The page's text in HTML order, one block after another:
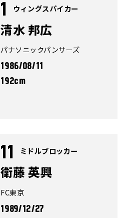
1 ウィングスパイカー
清水 邦広
パナソニックパンサーズ
1986/08/11
192cm
11 ミドルブロッカー
衛藤 英興
FC東京
1989/12/27